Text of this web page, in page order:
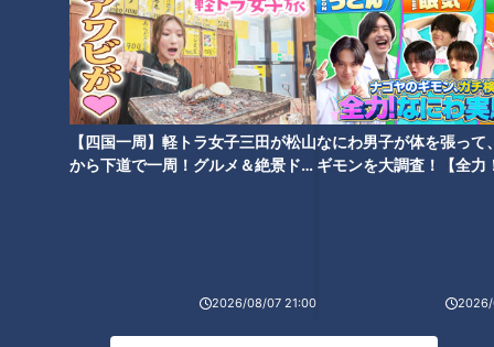
【四国一周】軽トラ女子三田が松山
から下道で一周！グルメ＆絶景ドラ
2026/08/07 21:00
なにわ男子が体を張って
ギモンを大調査！【全力
2026/
2200円です。
晦日そばの1日に密着